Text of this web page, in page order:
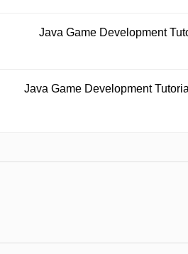
Java Game Development
Java Game Development